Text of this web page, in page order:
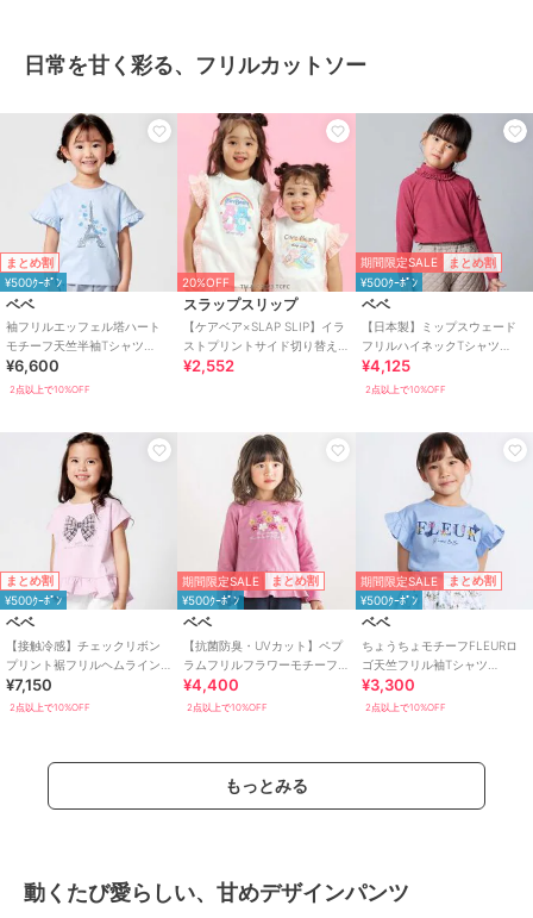
日常を甘く彩る、フリルカットソー
まとめ割
¥500ｸｰﾎﾟﾝ
ベベ
袖フリルエッフェル塔ハート
モチーフ天竺半袖Tシャツ
(80~150cm)
¥6,600
2点以上で10%OFF
20%OFF
スラップスリップ
【ケアベア×SLAP SLIP】イラ
ストプリントサイド切り替え
袖フリルTシャツ(80~130cm)
¥2,552
期間限定SALE まとめ割
¥500ｸｰﾎﾟﾝ
ベベ
【日本製】ミップスウェード
フリルハイネックTシャツ
(80~150cm)
¥4,125
2点以上で10%OFF
まとめ割
¥500ｸｰﾎﾟﾝ
ベベ
【接触冷感】チェックリボン
プリント裾フリルヘムラインT
シャツ(90~150cm)
¥7,150
2点以上で10%OFF
期間限定SALE まとめ割
¥500ｸｰﾎﾟﾝ
ベベ
【抗菌防臭・UVカット】ペプ
ラムフリルフラワーモチーフ
天竺長袖Tシャツ(90~130cm)
¥4,400
2点以上で10%OFF
期間限定SALE まとめ割
¥500ｸｰﾎﾟﾝ
ベベ
ちょうちょモチーフFLEURロ
ゴ天竺フリル袖Tシャツ
(90~160cm)
¥3,300
2点以上で10%OFF
もっとみる
動くたび愛らしい、甘めデザインパンツ